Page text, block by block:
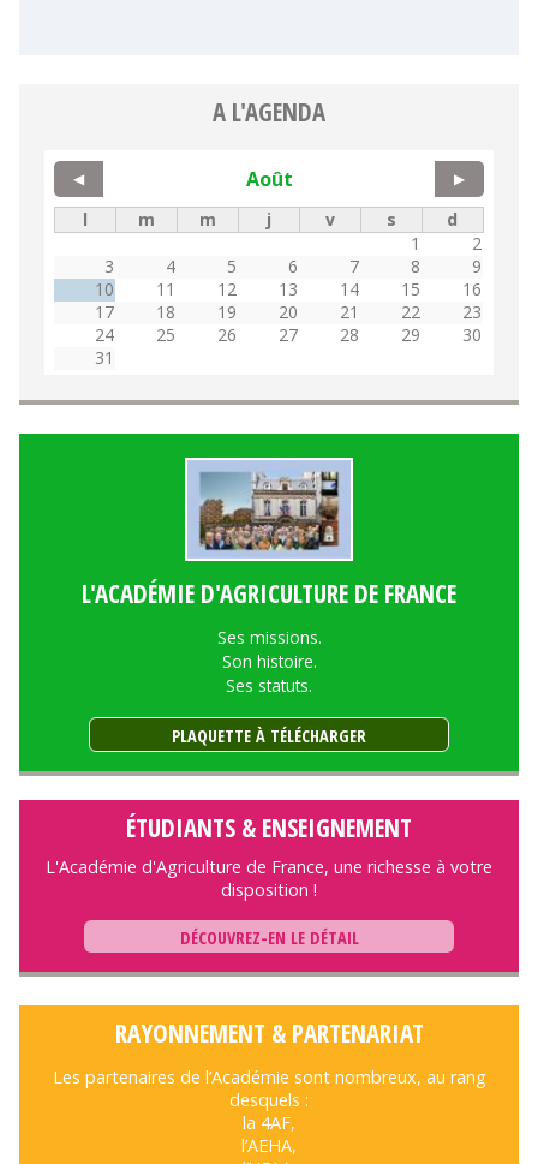
A L'AGENDA
Août
◀ ▶
l m m j v s
d
1
2
3
4 5 6 7 8
9
10
11 12 13 14 15
16
17
18 19 20 21 22
23
24
25 26 27 28 29
30
31
L'ACADÉMIE D'AGRICULTURE DE FRANCE
Ses missions.
Son histoire.
Ses statuts.
PLAQUETTE À TÉLÉCHARGER
ÉTUDIANTS & ENSEIGNEMENT
L'Académie d'Agriculture de France, une richesse à votre
disposition !
DÉCOUVREZ-EN LE DÉTAIL
RAYONNEMENT & PARTENARIAT
Les partenaires de l’Académie sont nombreux, au rang
desquels :
la 4AF,
l’AEHA,